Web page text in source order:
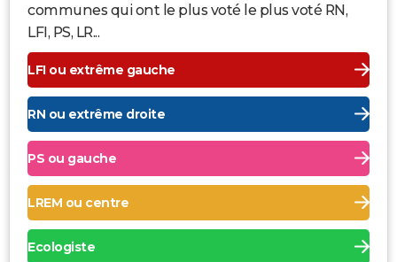
communes qui ont le plus voté le plus voté RN,
LFI, PS, LR...
LFI ou extrême gauche
RN ou extrême droite
PS ou gauche
LREM ou centre
Ecologiste